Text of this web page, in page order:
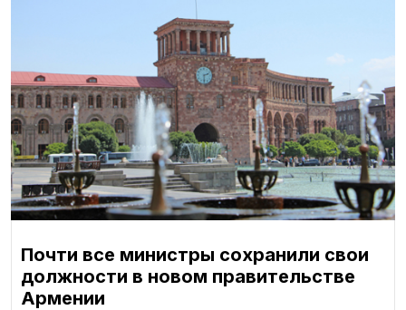
Почти все министры сохранили свои
должности в новом правительстве
Армении